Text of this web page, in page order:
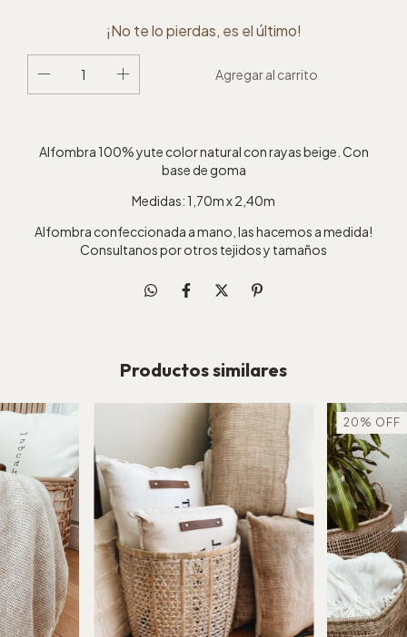
¡No te lo pierdas, es el último!
Alfombra 100% yute color natural con rayas beige. Con
base de goma
Medidas: 1,70m x 2,40m
Alfombra confeccionada a mano, las hacemos a medida!
Consultanos por otros tejidos y tamaños
Productos similares
20 % OFF